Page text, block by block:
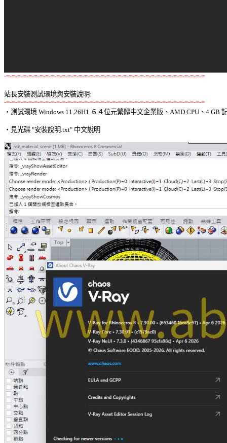
-=-=-=-=-=-=-=-=-=-=-=-=-=-=-=-=-=-=-=-=-=-=-=-=-=-=-=-=-=-=-=-=-=-=-=-=
站長安裝測試環境與安裝說明:
-=-=-=-=-=-=-=-=-=-=-=-=-=-=-=-=-=-=-=-=-=-=-=-=-=-=-=-=-=-=-=-=-=-=-=-=
‧測試環境 Windows 11.26H1 ６４位元繁體中文企業版、AMD CPU、4 GB
‧見光碟 "安裝說明.txt" 中文說明